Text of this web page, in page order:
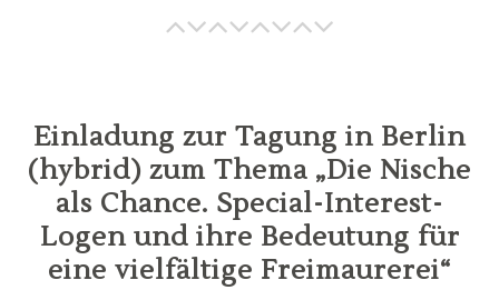
Einladung zur Tagung in Berlin
(hybrid) zum Thema „Die Nische
als Chance. Special-Interest-
Logen und ihre Bedeutung für
eine vielfältige Freimaurerei“